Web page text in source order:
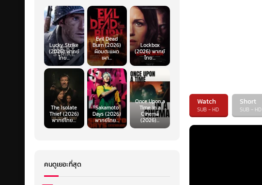
Watch
SUB - HD
Short
SUB - HD
Lucky Strike
(2026) พากย์
ไทย...
Evil Dead
Burn (2026)
ผีอมตะแผด
เผา...
Lockbox
(2026) พากย์
ไทย...
The Isolate
Thief (2026)
พากย์ไทย...
Sakamoto
Days (2026)
พากย์ไทย...
Once Upon a
Time in a
Cinema
(2026)...
คนดูเยอะที่สุด